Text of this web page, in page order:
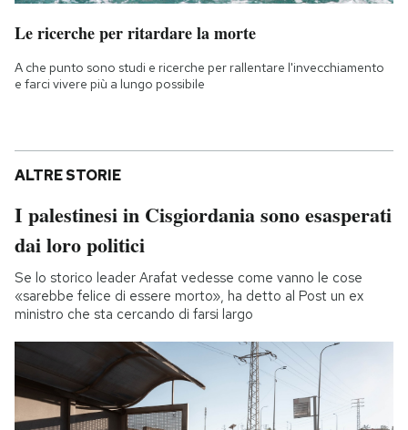
Le ricerche per ritardare la morte
A che punto sono studi e ricerche per rallentare l'invecchiamento
e farci vivere più a lungo possibile
ALTRE STORIE
I palestinesi in Cisgiordania sono esasperati
dai loro politici
Se lo storico leader Arafat vedesse come vanno le cose
«sarebbe felice di essere morto», ha detto al Post un ex
ministro che sta cercando di farsi largo